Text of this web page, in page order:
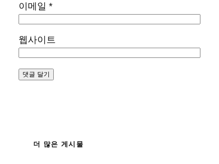
이메일 *
웹사이트
더 많은 게시물